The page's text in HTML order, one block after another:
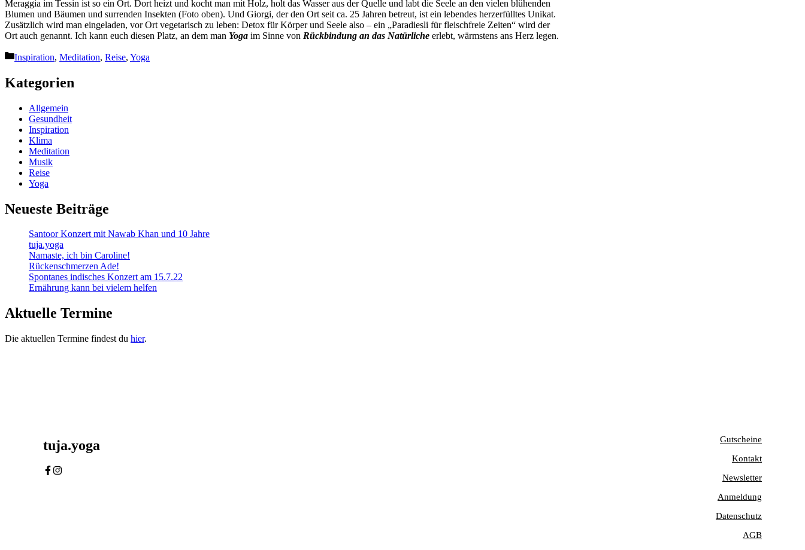
Meraggia im Tessin ist so ein Ort. Dort heizt und kocht man mit Holz, holt das Wasser aus der Quelle und labt die Seele an den vielen blühenden
Blumen und Bäumen und surrenden Insekten (Foto oben). Und Giorgi, der den Ort seit ca. 25 Jahren betreut, ist ein lebendes herzerfülltes Unikat.
Zusätzlich wird man eingeladen, vor Ort vegetarisch zu leben: Detox für Körper und Seele also – ein „Paradiesli für fleischfreie Zeiten“ wird der
Ort auch genannt. Ich kann euch diesen Platz, an dem man Yoga im Sinne von Rückbindung an das Natürliche erlebt, wärmstens ans Herz legen.
Kategorien
Inspiration, Meditation, Reise, Yoga
Kategorien
Allgemein
Gesundheit
Inspiration
Klima
Meditation
Musik
Reise
Yoga
Neueste Beiträge
Santoor Konzert mit Nawab Khan und 10 Jahre
tuja.yoga
Namaste, ich bin Caroline!
Rückenschmerzen Ade!
Spontanes indisches Konzert am 15.7.22
Ernährung kann bei vielem helfen
Aktuelle Termine
Die aktuellen Termine findest du hier.
tuja.yoga
Gutscheine
Kontakt
Newsletter
Anmeldung
Datenschutz
AGB